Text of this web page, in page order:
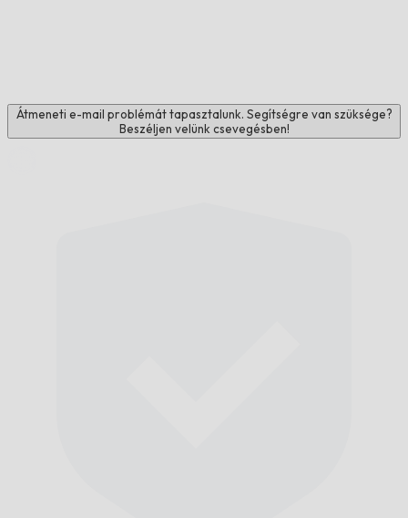
Átmeneti e-mail problémát tapasztalunk. Segítségre van szüksége?
Beszéljen velünk csevegésben!